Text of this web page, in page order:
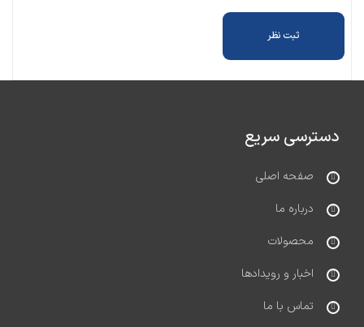
دسترسی سریع
صفحه اصلی
درباره ما
محصولات
اخبار و رویدادها
تماس با ما